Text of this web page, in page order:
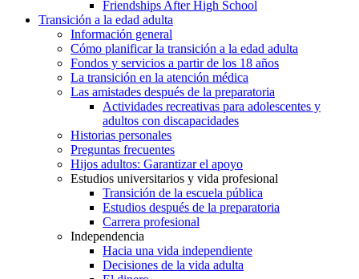
Friendships After High School
Transición a la edad adulta
Información general
Cómo planificar la transición a la edad adulta
Fondos y servicios a partir de los 18 años
La transición en la atención médica
Las amistades después de la preparatoria
Actividades recreativas para adolescentes y
adultos con discapacidades
Historias personales
Preguntas frecuentes
Hijos adultos: Garantizar el apoyo
Estudios universitarios y vida profesional
Transición de la escuela pública
Estudios después de la preparatoria
Carrera profesional
Independencia
Hacia una vida independiente
Decisiones de la vida adulta